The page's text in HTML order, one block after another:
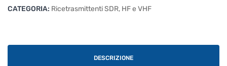
CATEGORIA: Ricetrasmittenti SDR, HF e VHF
DESCRIZIONE